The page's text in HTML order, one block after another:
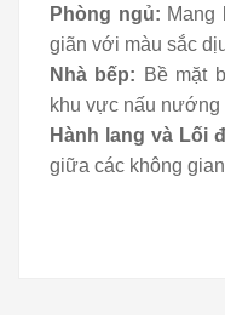
Phòng ngủ: Mang
giãn với màu sắc
Nhà bếp: Bề mặt
khu vực nấu nướng
Hành lang và Lối
giữa các không